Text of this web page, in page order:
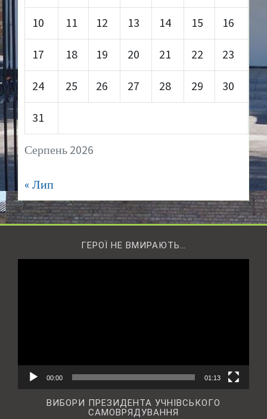
Серпень 2026
10 11 12 13 14 15 16
17 18 19 20 21 22 23
24 25 26 27 28 29 30
31
« Лип
ГЕРОЇ НЕ ВМИРАЮТЬ…
00:00 01:13
ВИБОРИ ПРЕЗИДЕНТА УЧНІВСЬКОГО
САМОВРЯДУВАННЯ